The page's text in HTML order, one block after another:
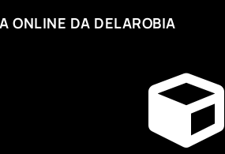
ONLINE DA DELAROBIA
